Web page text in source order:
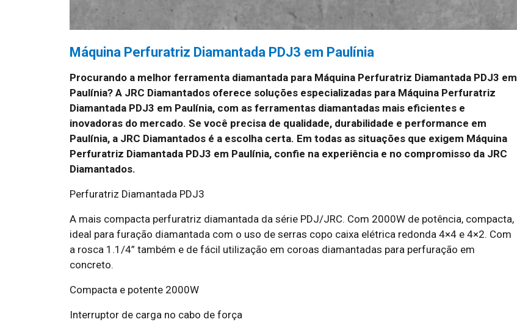
Máquina Perfuratriz Diamantada PDJ3 em Paulínia
Procurando a melhor ferramenta diamantada para Máquina Perfuratriz Diamantada PDJ3 em
Paulínia? A JRC Diamantados oferece soluções especializadas para Máquina Perfuratriz
Diamantada PDJ3 em Paulínia, com as ferramentas diamantadas mais eficientes e
inovadoras do mercado. Se você precisa de qualidade, durabilidade e performance em
Paulínia, a JRC Diamantados é a escolha certa. Em todas as situações que exigem Máquina
Perfuratriz Diamantada PDJ3 em Paulínia, confie na experiência e no compromisso da JRC
Diamantados.
Perfuratriz Diamantada PDJ3
A mais compacta perfuratriz diamantada da série PDJ/JRC. Com 2000W de potência, compacta,
ideal para furação diamantada com o uso de serras copo caixa elétrica redonda 4×4 e 4×2. Com
a rosca 1.1/4” também e de fácil utilização em coroas diamantadas para perfuração em
concreto.
Compacta e potente 2000W
Interruptor de carga no cabo de força